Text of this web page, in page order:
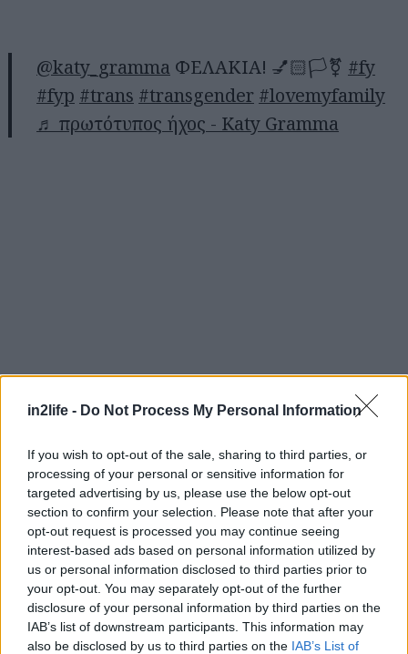
in2life - Do Not Process My Personal Information
If you wish to opt-out of the sale, sharing to third parties, or
processing of your personal or sensitive information for
targeted advertising by us, please use the below opt-out
section to confirm your selection. Please note that after your
opt-out request is processed you may continue seeing
interest-based ads based on personal information utilized by
us or personal information disclosed to third parties prior to
your opt-out. You may separately opt-out of the further
disclosure of your personal information by third parties on the
IAB’s list of downstream participants. This information may
also be disclosed by us to third parties on the IAB’s List of
@katy_gramma ΦΕΛΑΚΙΑ! 💅🏻🏳️⚧️ #fy
#fyp #trans #transgender #lovemyfamily
♬ πρωτότυπος ήχος - Katy Gramma
Αναζήτηση
για...